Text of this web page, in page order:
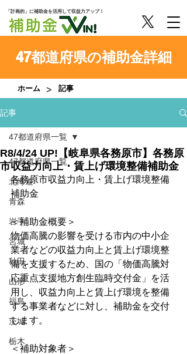
「計画的」に補助金を活用して収益力アップ！
47都道府県の補助金詳細
ホーム > 記事
記事
47都道府県一覧
北海道
青森
岩手
宮城
秋田
山形
福島
茨城
栃木
47都道府県一覧
R8/4/24 UP!【岐阜県各務原市】各務原
市収益力向上・賃上げ環境整備補助金
各務原市収益力向上・賃上げ環境整備
補助金
＜補助金概要＞
物価高騰の影響を受ける市内の中小企
業者などの収益力向上と賃上げ環境整
備を支援するため、国の「物価高騰対
応重点支援地方創生臨時交付金」を活
用し、収益力向上と賃上げ環境を整備
する事業者などに対し、補助金を交付
します。
＜補助対象者＞